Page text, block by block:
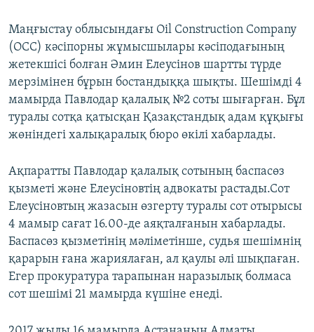
Маңғыстау облысындағы Oil Construction Company
(OCC) кәсіпорны жұмысшылары кәсіподағының
жетекшісі болған Әмин Елеусінов шартты түрде
мерзімінен бұрын бостандыққа шықты. Шешімді 4
мамырда Павлодар қалалық №2 соты шығарған. Бұл
туралы сотқа қатысқан Қазақстандық адам құқығы
жөніндегі халықаралық бюро өкілі хабарлады.
Ақпаратты Павлодар қалалық сотының баспасөз
қызметі және Елеусіновтің адвокаты растады.Сот
Елеусіновтың жазасын өзгерту туралы сот отырысы
4 мамыр сағат 16.00-де аяқталғанын хабарлады.
Баспасөз қызметінің мәліметінше, судья шешімнің
қарарын ғана жариялаған, ал қаулы әлі шықпаған.
Егер прокуратура тарапынан наразылық болмаса
сот шешімі 21 мамырда күшіне енеді.